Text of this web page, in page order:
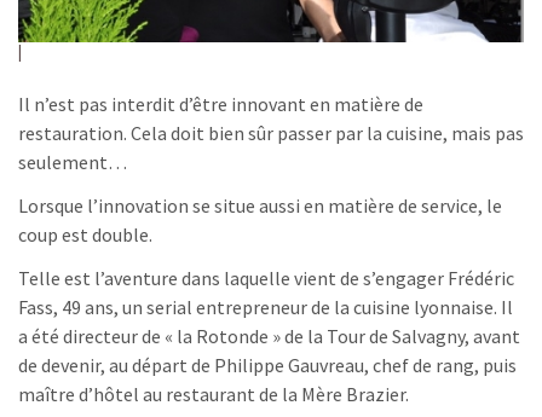
Il n’est pas interdit d’être innovant en matière de
restauration. Cela doit bien sûr passer par la cuisine, mais pas
seulement…
Lorsque l’innovation se situe aussi en matière de service, le
coup est double.
Telle est l’aventure dans laquelle vient de s’engager Frédéric
Fass, 49 ans, un serial entrepreneur de la cuisine lyonnaise. Il
a été directeur de « la Rotonde » de la Tour de Salvagny, avant
de devenir, au départ de Philippe Gauvreau, chef de rang, puis
maître d’hôtel au restaurant de la Mère Brazier.